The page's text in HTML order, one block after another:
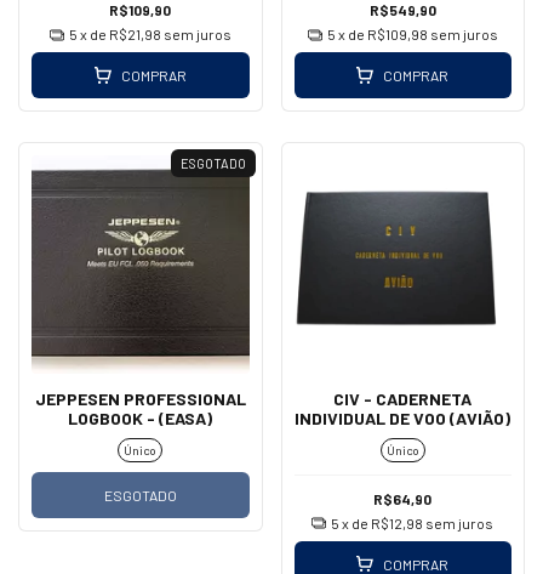
R$109,90
5 x de R$21,98 sem juros
COMPRAR
R$549,90
5 x de R$109,98 sem juros
COMPRAR
ESGOTADO
JEPPESEN PROFESSIONAL
LOGBOOK - (EASA)
Único
ESGOTADO
CIV - CADERNETA
INDIVIDUAL DE VOO (AVIÃO)
Único
R$64,90
5 x de R$12,98 sem juros
COMPRAR